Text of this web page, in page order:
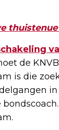
de
is die